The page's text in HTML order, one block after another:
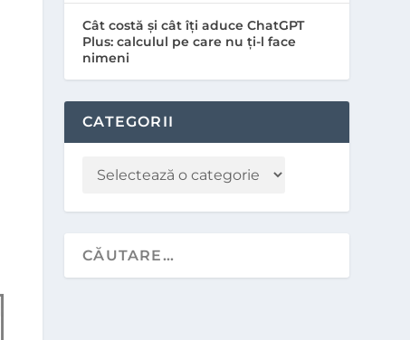
Cât costă și cât îți aduce ChatGPT
Plus: calculul pe care nu ți-l face
nimeni
CATEGORII